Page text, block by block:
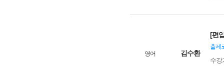
영어 김수환
[편
출제
수